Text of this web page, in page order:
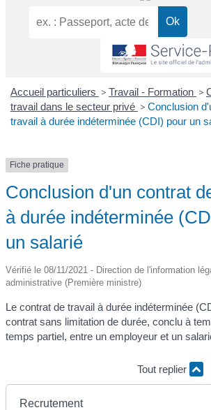
Accueil particuliers > Travail - Formation >
travail dans le secteur privé > Conclusion
travail à durée indéterminée (CDI) pour un
Fiche pratique
Conclusion d'un contrat
à durée indéterminée
un salarié
Vérifié le 08/11/2021 - Direction de l'information
administrative (Première ministre)
Le contrat de travail à durée indéterminée
contrat sans limitation de durée, conclu à
temps partiel, entre un employeur et un
Tout replier
Recrutement